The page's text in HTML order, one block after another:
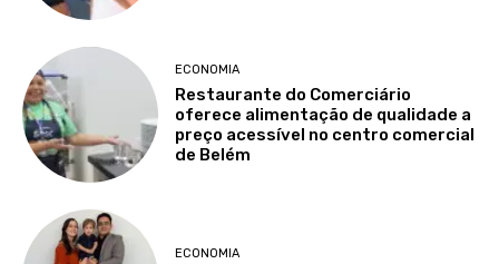
ECONOMIA
Restaurante do Comerciário
oferece alimentação de qualidade a
preço acessível no centro comercial
de Belém
ECONOMIA